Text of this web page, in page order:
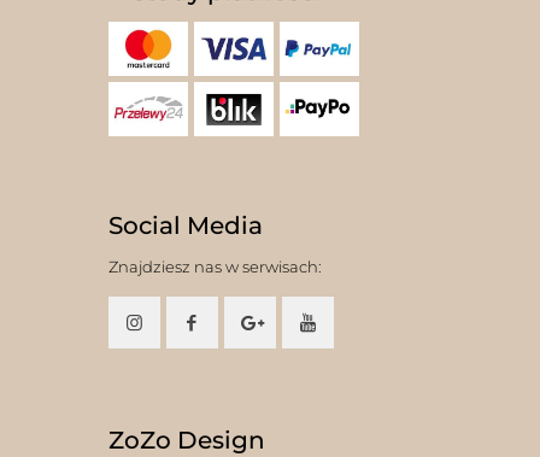
Social Media
Znajdziesz nas w serwisach:
ZoZo Design